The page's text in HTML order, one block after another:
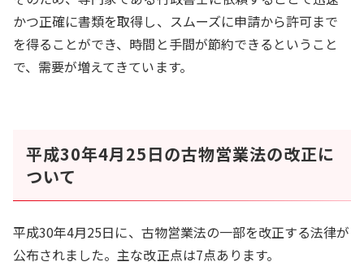
かつ正確に書類を取得し、スムーズに申請から許可まで
を得ることができ、時間と手間が節約できるということ
で、需要が増えてきています。
平成30年4月25日の古物営業法の改正に
ついて
平成30年4月25日に、古物営業法の一部を改正する法律が
公布されました。主な改正点は7点あります。